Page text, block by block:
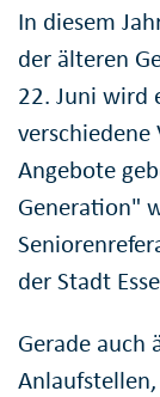
In diesem
der älteren
22. Juni wird
Angebote
Generation"
der Stadt
Gerade auch